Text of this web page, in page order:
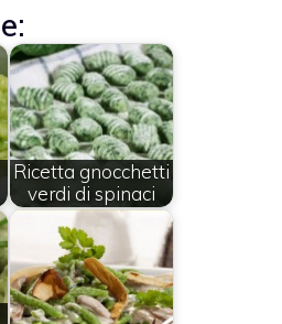
Ricetta gnocchetti
verdi di spinaci